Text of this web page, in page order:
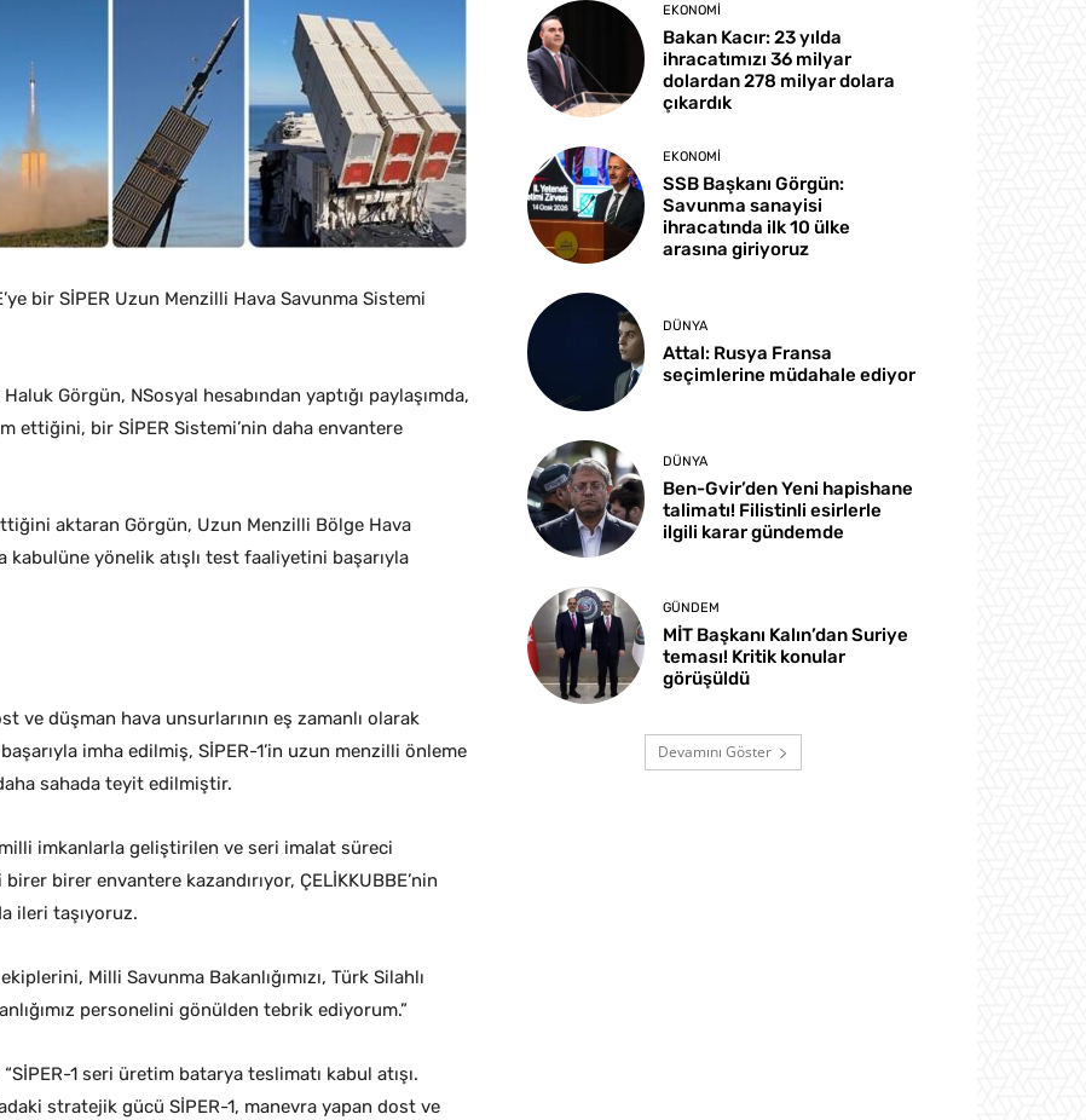
bir SİPER Uzun Menzilli Hava Savunma Sistemi
Görgün, NSosyal hesabından yaptığı paylaşımda,
ettiğini, bir SİPER Sistemi’nin daha envantere
aktaran Görgün, Uzun Menzilli Bölge Hava
kabulüne yönelik atışlı test faaliyetini başarıyla
ve düşman hava unsurlarının eş zamanlı olarak
imha edilmiş, SİPER-1’in uzun menzilli önleme
sahada teyit edilmiştir.
imkanlarla geliştirilen ve seri imalat süreci
birer envantere kazandırıyor, ÇELİKKUBBE’nin
ileri taşıyoruz.
Milli Savunma Bakanlığımızı, Türk Silahlı
personelini gönülden tebrik ediyorum.”
1 seri üretim batarya teslimatı kabul atışı.
stratejik gücü SİPER-1, manevra yapan dost ve
EKONOMI
Bakan Kacır: 23 yılda
ihracatımızı 36 milyar
dolardan 278 milyar dolara
çıkardık
EKONOMI
SSB Başkanı Görgün:
Savunma sanayisi
ihracatında ilk 10 ülke
arasına giriyoruz
DÜNYA
Attal: Rusya Fransa
seçimlerine müdahale ediyor
DÜNYA
Ben-Gvir’den Yeni hapishane
talimatı! Filistinli esirlerle
ilgili karar gündemde
GÜNDEM
MİT Başkanı Kalın’dan Suriye
teması! Kritik konular
görüşüldü
Devamını Göster